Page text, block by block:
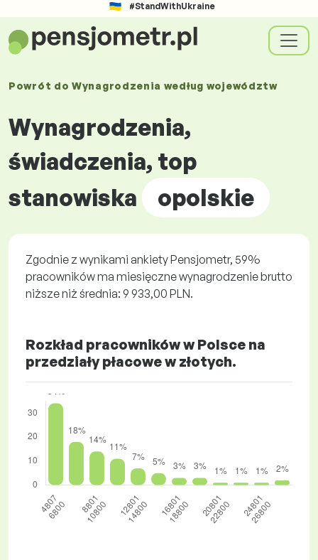
#StandWithUkraine
Powrót do Wynagrodzenia według województw
Wynagrodzenia,
świadczenia, top
stanowiska
opolskie
Zgodnie z wynikami ankiety Pensjometr, 59%
pracowników ma miesięczne wynagrodzenie brutto
niższe niż średnia: 9 933,00 PLN.
Rozkład pracowników w Polsce na
przedziały płacowe w złotych.